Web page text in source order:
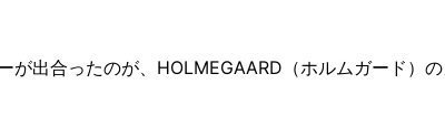
が出合ったのが、HOLMEGAARD（ホルムガード）